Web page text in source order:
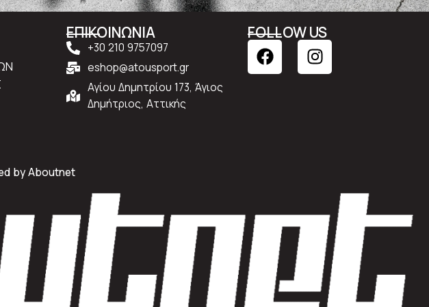
ΕΠΙΚΟΙΝΩΝΙΑ
+30 210 9757097
eshop@atousport.gr
Αγίου Δημητρίου 173, Άγιος
Δημήτριος, Αττικής
FOLLOW US
byAboutnet